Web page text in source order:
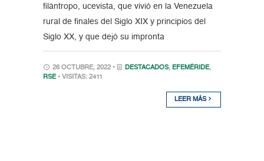
filántropo, ucevista, que vivió en la Venezuela
rural de finales del Siglo XIX y principios del
Siglo XX, y que dejó su impronta
26 OCTUBRE, 2022 • DESTACADOS, EFEMÉRIDE,
RSE • VISITAS: 2411
LEER MÁS